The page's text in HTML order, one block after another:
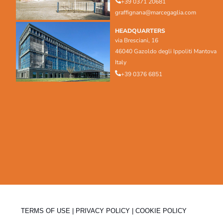
graffignana@marcegaglia.com
HEADQUARTERS
via Bresciani, 16
46040 Gazoldo degli Ippoliti Mantova
Italy
+39 0376 6851
TERMS OF USE PRIVACY POLICY COOKIE POLICY